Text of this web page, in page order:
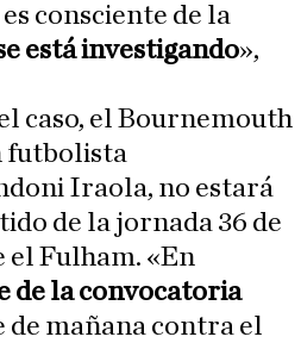
consciente de la
está investigando»,
caso, el Bournemouth
futbolista
Iraola, no estará
de la jornada 36 de
el Fulham. «En
de la convocatoria
de mañana contra el